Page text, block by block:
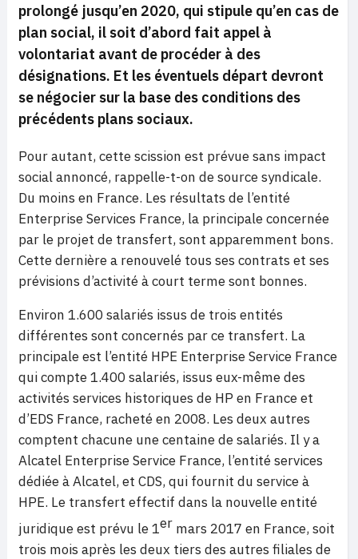
prolongé jusqu’en 2020, qui stipule qu’en cas de
plan social, il soit d’abord fait appel à
volontariat avant de procéder à des
désignations. Et les éventuels départ devront
se négocier sur la base des conditions des
précédents plans sociaux.
Pour autant, cette scission est prévue sans impact
social annoncé, rappelle-t-on de source syndicale.
Du moins en France. Les résultats de l’entité
Enterprise Services France, la principale concernée
par le projet de transfert, sont apparemment bons.
Cette dernière a renouvelé tous ses contrats et ses
prévisions d’activité à court terme sont bonnes.
Environ 1.600 salariés issus de trois entités
différentes sont concernés par ce transfert. La
principale est l’entité HPE Enterprise Service France
qui compte 1.400 salariés, issus eux-même des
activités services historiques de HP en France et
d’EDS France, racheté en 2008. Les deux autres
comptent chacune une centaine de salariés. Il y a
Alcatel Enterprise Service France, l’entité services
dédiée à Alcatel, et CDS, qui fournit du service à
HPE. Le transfert effectif dans la nouvelle entité
juridique est prévu le 1er mars 2017 en France, soit
trois mois après les deux tiers des autres filiales de